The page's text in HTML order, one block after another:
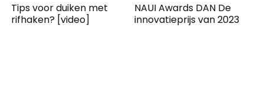
Tips voor duiken met
rifhaken? [video]
NAUI Awards DAN De
innovatieprijs van 2023